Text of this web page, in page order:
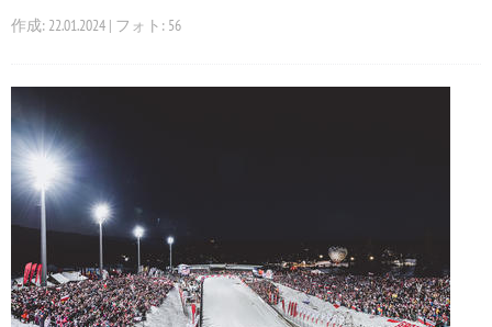
作成: 22.01.2024 | フォト: 56